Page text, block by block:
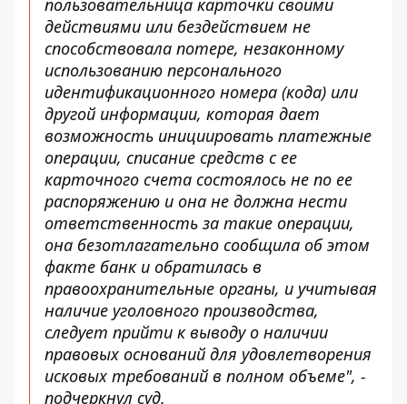
пользовательница карточки своими
действиями или бездействием не
способствовала потере, незаконному
использованию персонального
идентификационного номера (кода) или
другой информации, которая дает
возможность инициировать платежные
операции, списание средств с ее
карточного счета состоялось не по ее
распоряжению и она не должна нести
ответственность за такие операции,
она безотлагательно сообщила об этом
факте банк и обратилась в
правоохранительные органы, и учитывая
наличие уголовного производства,
следует прийти к выводу о наличии
правовых оснований для удовлетворения
исковых требований в полном объеме", -
подчеркнул суд.